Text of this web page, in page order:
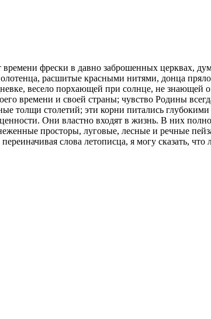
фрески в давно заброшенных церквах,
расшитые красными нитями, донца
весело порхающей при солнце, не знающей о
времени и своей страны; чувство Родины
толщи столетий; эти корни питались
Они властно входят в жизнь. В них
просторы, луговые, лесные и речные
слова летописца, я могу сказать,